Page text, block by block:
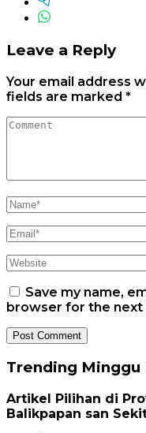
Leave a Reply
Your email address
fields are marked *
Save my name,
browser for the next
Trending Minggu
Artikel Pilihan di
Balikpapan san